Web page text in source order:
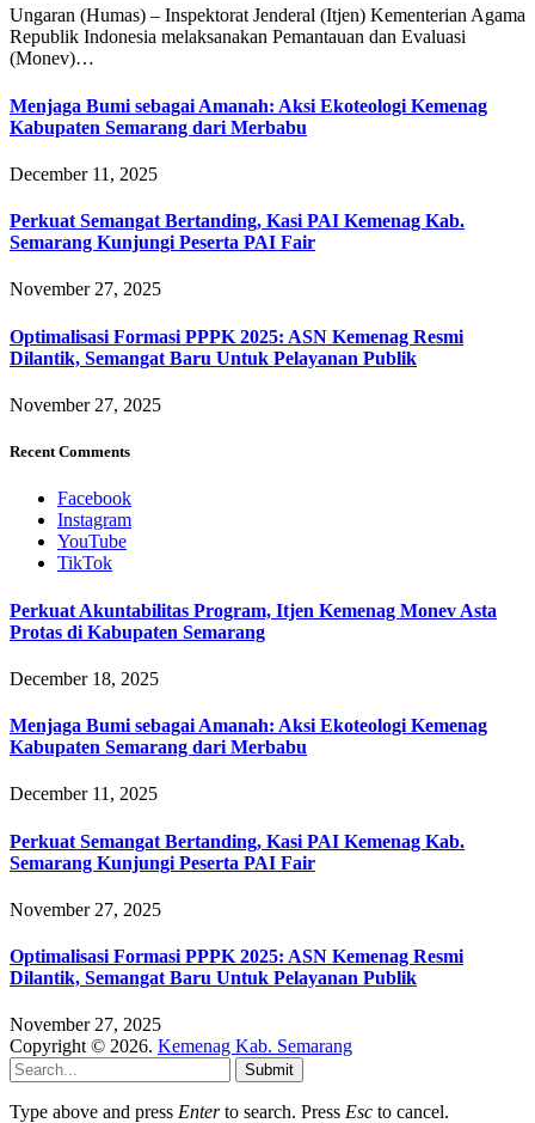
Ungaran (Humas) – Inspektorat Jenderal (Itjen) Kementerian Agama
Republik Indonesia melaksanakan Pemantauan dan Evaluasi
(Monev)…
Menjaga Bumi sebagai Amanah: Aksi Ekoteologi Kemenag
Kabupaten Semarang dari Merbabu
December 11, 2025
Perkuat Semangat Bertanding, Kasi PAI Kemenag Kab.
Semarang Kunjungi Peserta PAI Fair
November 27, 2025
Optimalisasi Formasi PPPK 2025: ASN Kemenag Resmi
Dilantik, Semangat Baru Untuk Pelayanan Publik
November 27, 2025
Recent Comments
Facebook
Instagram
YouTube
TikTok
Perkuat Akuntabilitas Program, Itjen Kemenag Monev Asta
Protas di Kabupaten Semarang
December 18, 2025
Menjaga Bumi sebagai Amanah: Aksi Ekoteologi Kemenag
Kabupaten Semarang dari Merbabu
December 11, 2025
Perkuat Semangat Bertanding, Kasi PAI Kemenag Kab.
Semarang Kunjungi Peserta PAI Fair
November 27, 2025
Optimalisasi Formasi PPPK 2025: ASN Kemenag Resmi
Dilantik, Semangat Baru Untuk Pelayanan Publik
November 27, 2025
Copyright © 2026. Kemenag Kab. Semarang
Submit
Type above and press Enterto search. Press Esc to cancel.